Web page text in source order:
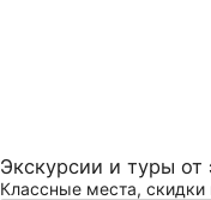
Экскурсии и туры от
Классные места, скидки